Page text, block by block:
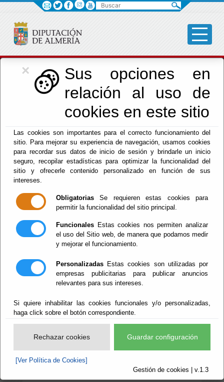
×
Sus opciones en
relación al uso de
cookies en este sitio
Las cookies son importantes para el correcto funcionamiento del
sitio. Para mejorar su experiencia de navegación, usamos cookies
para recordar sus datos de inicio de sesión y brindarle un inicio
seguro, recopilar estadísticas para optimizar la funcionalidad del
sitio y ofrecerle contenido personalizado en función de sus
intereses.
Obligatorias Se requieren estas cookies para
permitir la funcionalidad del sitio principal.
Funcionales Estas cookies nos permiten analizar
el uso del Sitio web, de manera que podamos medir
y mejorar el funcionamiento.
Personalizadas Estas cookies son utilizadas por
empresas publicitarias para publicar anuncios
relevantes para sus intereses.
Si quiere inhabilitar las cookies funcionales y/o personalizadas,
haga click sobre el botón correspondiente.
Rechazar cookies Guardar configuración
[Ver Política de Cookies]
Gestión de cookies | v.1.3
Cultura, Cine e
Identidad Almeriense
Menú Cultura
Inicio -Cultura y Cine - Tesoros del Milenio del Reino
de Almería
Tesoros del
Milenio del Reino
de Almería
La fecha de 2014 marcó un hito para la
podríamos celebrar un Milenio y esa fecha
no debería pasar desapercibida, teníamos
que celebrarlo con orgullo y además éramos
conscientes de la necesidad de transmitirlo
Buscar